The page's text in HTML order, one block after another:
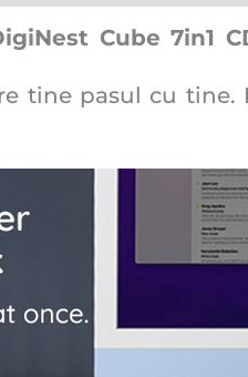
Cube 7in1
tine pasul cu